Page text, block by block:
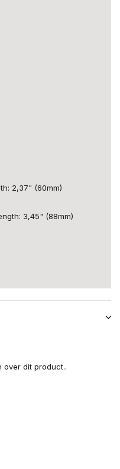
2,37" (60mm)
3,45" (88mm)
over dit product..